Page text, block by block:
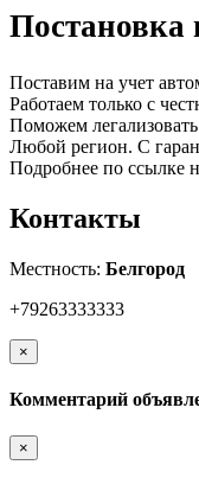
Постановка
Поставим на учет
Работаем только с
Поможем
Любой регион. С
Подробнее по ссылке
Контакты
Местность: Белгород
+79263333333
×
Комментарий
×